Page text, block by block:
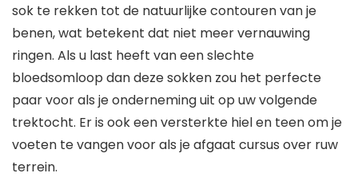
sok te rekken tot de natuurlijke contouren van je
benen, wat betekent dat niet meer vernauwing
ringen. Als u last heeft van een slechte
bloedsomloop dan deze sokken zou het perfecte
paar voor als je onderneming uit op uw volgende
trektocht. Er is ook een versterkte hiel en teen om je
voeten te vangen voor als je afgaat cursus over ruw
terrein.